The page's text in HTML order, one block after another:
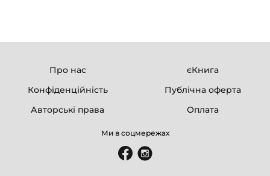
Про нас
єКнига
Конфіденційність
Публічна оферта
Авторські права
Оплата
Ми в соцмережах